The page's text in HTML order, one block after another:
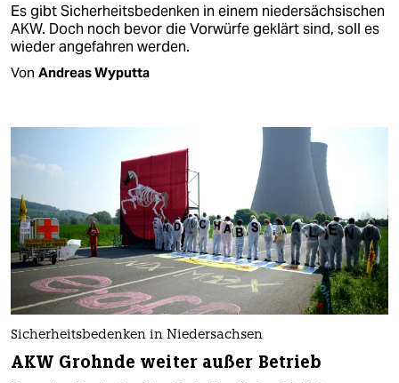
Es gibt Sicherheitsbedenken in einem niedersächsischen
AKW. Doch noch bevor die Vorwürfe geklärt sind, soll es
wieder angefahren werden.
Von Andreas Wyputta
Sicherheitsbedenken in Niedersachsen
AKW Grohnde weiter außer Betrieb